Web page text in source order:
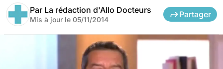
Par La rédaction d'Allo Docteurs
Mis à jour le 05/11/2014
Partager